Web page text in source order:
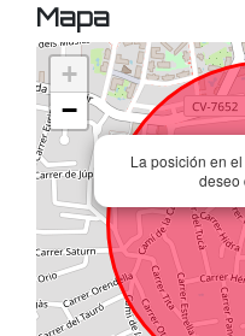
Mapa
La posición en
deseo
+
−